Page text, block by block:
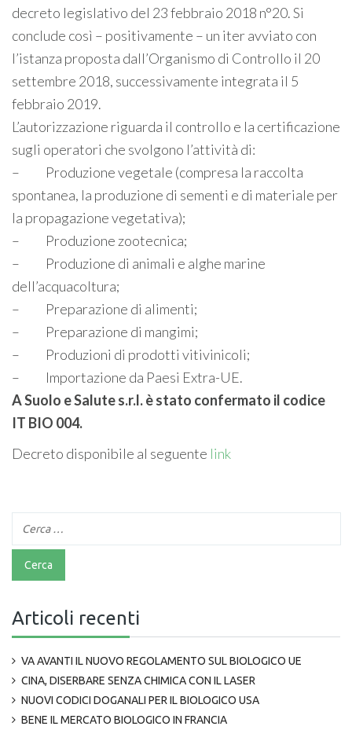
decreto legislativo del 23 febbraio 2018 n°20. Si
conclude così – positivamente – un iter avviato con
l’istanza proposta dall’Organismo di Controllo il 20
settembre 2018, successivamente integrata il 5
febbraio 2019.
L’autorizzazione riguarda il controllo e la certificazione
sugli operatori che svolgono l’attività di:
– Produzione vegetale (compresa la raccolta
spontanea, la produzione di sementi e di materiale per
la propagazione vegetativa);
– Produzione zootecnica;
– Produzione di animali e alghe marine
dell’acquacoltura;
– Preparazione di alimenti;
– Preparazione di mangimi;
– Produzioni di prodotti vitivinicoli;
– Importazione da Paesi Extra-UE.
A Suolo e Salute s.r.l. è stato confermato il codice
IT BIO 004.
Decreto disponibile al seguente link
Articoli recenti
VA AVANTI IL NUOVO REGOLAMENTO SUL BIOLOGICO UE
CINA, DISERBARE SENZA CHIMICA CON IL LASER
NUOVI CODICI DOGANALI PER IL BIOLOGICO USA
BENE IL MERCATO BIOLOGICO IN FRANCIA